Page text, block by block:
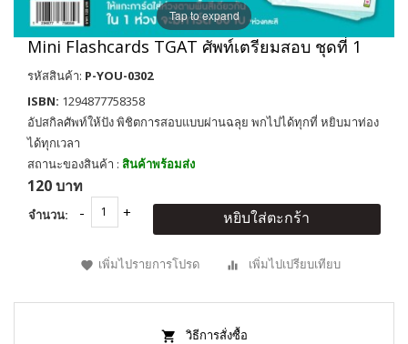
Tap to expand
Mini Flashcards TGAT ศัพท์เตรียมสอบ ชุดที่ 1
รหัสสินค้า: P-YOU-0302
ISBN: 1294877758358
อัปสกิลศัพท์ให้ปัง พิชิตการสอบแบบผ่านฉลุย พกไปได้ทุกที่ หยิบมาท่อง
ได้ทุกเวลา
สถานะของสินค้า : สินค้าพร้อมส่ง
120 บาท
จำนวน: หยิบใส่ตะกร้า
เพิ่มไปรายการโปรด เพิ่มไปเปรียบเทียบ
วิธีการสั่งซื้อ